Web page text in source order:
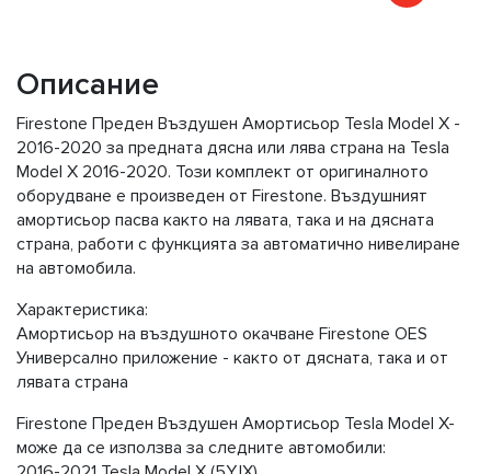
Описание
Firestone Предeн Въздушен Амортисьор Tesla Model X -
2016-2020 за предната дясна или лява страна на Tesla
Model X 2016-2020. Този комплект от оригиналното
оборудване е произведен от Firestone. Въздушният
амортисьор пасва както на лявата, така и на дясната
страна, работи с функцията за автоматично нивелиране
на автомобила.
Характеристика:
Амортисьор на въздушното окачване Firestone OES
Универсално приложение - както от дясната, така и от
лявата страна
Firestone Предeн Въздушен Амортисьор Tesla Model X-
може да се използва за следните автомобили: